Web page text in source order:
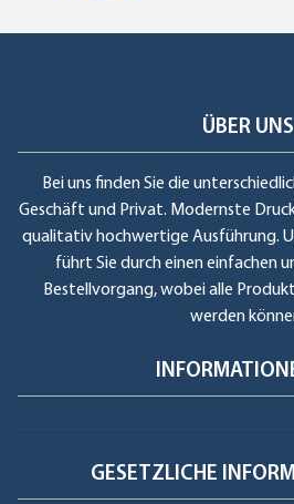
ÜBER UNS
Bei uns finden Sie die
Geschäft und Privat. Modernste
qualitativ hochwertige Ausführung.
führt Sie durch einen einfachen
Bestellvorgang, wobei alle
werden
GESETZLICHE